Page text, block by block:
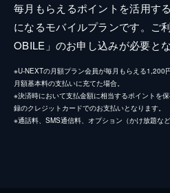
毎月もらえるポイントを活用す
になるモバイルプランです。ご
OBILE」のお申し込みが必要とな
※U-NEXTの月額プラン会員が毎月もらえる1,200
月額基本料の支払いに充てた場合。
※決済時において支払金額に相当するポイントを
録のクレジットカードでのお支払いとなります。
※通話料、SMS通信料、オプション（かけ放題な